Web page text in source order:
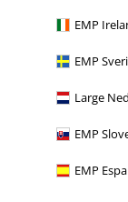
EMP
EMP
Large
EMP
EMP